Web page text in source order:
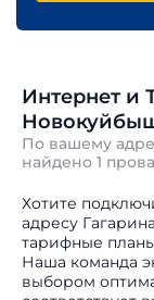
Интернет и
По вашему
найдено 1
Хотите
адресу
тарифные
Наша команда
выбором